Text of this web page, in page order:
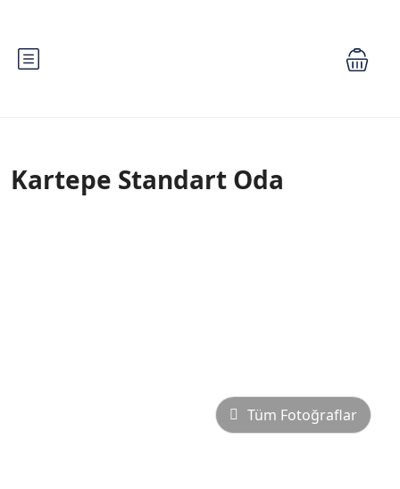
Kartepe Standart Oda
Tüm Fotoğraflar